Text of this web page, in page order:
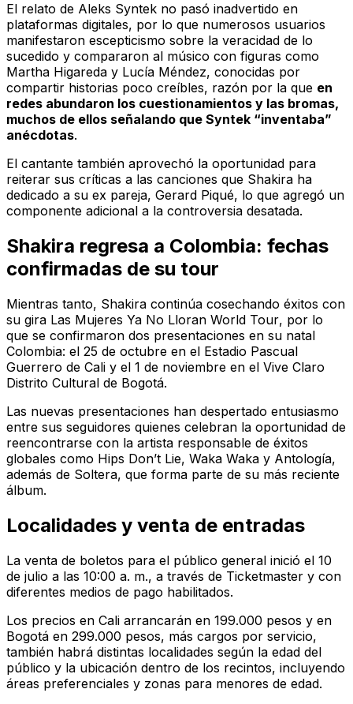
El relato de Aleks Syntek no pasó inadvertido en
plataformas digitales, por lo que numerosos usuarios
manifestaron escepticismo sobre la veracidad de lo
sucedido y compararon al músico con figuras como
Martha Higareda y Lucía Méndez, conocidas por
compartir historias poco creíbles, razón por la que en
redes abundaron los cuestionamientos y las bromas,
muchos de ellos señalando que Syntek “inventaba”
anécdotas.
El cantante también aprovechó la oportunidad para
reiterar sus críticas a las canciones que Shakira ha
dedicado a su ex pareja, Gerard Piqué, lo que agregó un
componente adicional a la controversia desatada.
Shakira regresa a Colombia: fechas
confirmadas de su tour
Mientras tanto, Shakira continúa cosechando éxitos con
su gira Las Mujeres Ya No Lloran World Tour, por lo
que se confirmaron dos presentaciones en su natal
Colombia: el 25 de octubre en el Estadio Pascual
Guerrero de Cali y el 1 de noviembre en el Vive Claro
Distrito Cultural de Bogotá.
Las nuevas presentaciones han despertado entusiasmo
entre sus seguidores quienes celebran la oportunidad de
reencontrarse con la artista responsable de éxitos
globales como Hips Don’t Lie, Waka Waka y Antología,
además de Soltera, que forma parte de su más reciente
álbum.
Localidades y venta de entradas
La venta de boletos para el público general inició el 10
de julio a las 10:00 a. m., a través de Ticketmaster y con
diferentes medios de pago habilitados.
Los precios en Cali arrancarán en 199.000 pesos y en
Bogotá en 299.000 pesos, más cargos por servicio,
también habrá distintas localidades según la edad del
público y la ubicación dentro de los recintos, incluyendo
áreas preferenciales y zonas para menores de edad.